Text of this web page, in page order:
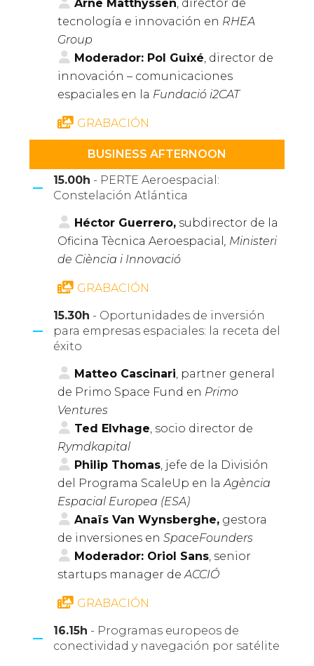
Arne Matthyssen, director de
tecnología e innovación en RHEA
Group
Moderador: Pol Guixé, director de
innovación – comunicaciones
espaciales en la Fundació i2CAT
GRABACIÓN
BUSINESS AFTERNOON
15.00h - PERTE Aeroespacial:
Constelación Atlántica
Héctor Guerrero, subdirector de la
Oficina Tècnica Aeroespacial, Ministeri
de Ciència i Innovació
GRABACIÓN
15.30h - Oportunidades de inversión
para empresas espaciales: la receta del
éxito
Matteo Cascinari, partner general
de Primo Space Fund en Primo
Ventures
Ted Elvhage, socio director de
Rymdkapital
Philip Thomas, jefe de la División
del Programa ScaleUp en laAgència
Espacial Europea (ESA)
Anaïs Van Wynsberghe, gestora
de inversiones enSpaceFounders
Moderador: Oriol Sans, senior
startups manager deACCIÓ
GRABACIÓN
16.15h - Programas europeos de
conectividad y navegación por satélite